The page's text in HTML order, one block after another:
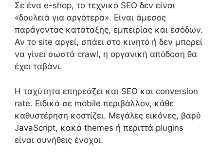
Σε ένα e-shop, το τεχνικό SEO δεν είναι
«δουλειά για αργότερα». Είναι άμεσος
παράγοντας κατάταξης, εμπειρίας και εσόδων.
Αν το site αργεί, σπάει στο κινητό ή δεν μπορεί
να γίνει σωστά crawl, η οργανική απόδοση θα
έχει ταβάνι.
Η ταχύτητα επηρεάζει και SEO και conversion
rate. Ειδικά σε mobile περιβάλλον, κάθε
καθυστέρηση κοστίζει. Μεγάλες εικόνες, βαρύ
JavaScript, κακά themes ή περιττά plugins
είναι συνήθεις ένοχοι.